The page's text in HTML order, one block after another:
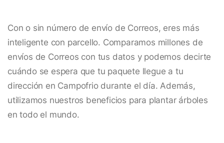
Con o sin número de envío de Correos, eres más
inteligente con parcello. Comparamos millones de
envíos de Correos con tus datos y podemos decirte
cuándo se espera que tu paquete llegue a tu
dirección en Campofrio durante el día. Además,
utilizamos nuestros beneficios para plantar árboles
en todo el mundo.